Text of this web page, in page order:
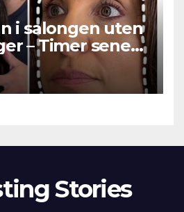
i salongen uten
– Timer senere
samme
Stories